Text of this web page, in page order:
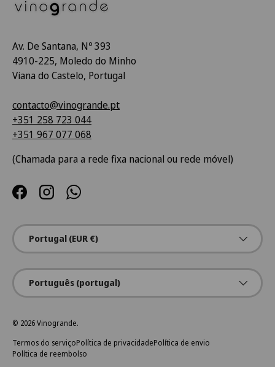
Av. De Santana, Nº 393
4910-225, Moledo do Minho
Viana do Castelo, Portugal
contacto@vinogrande.pt
+351 258 723 044
+351 967 077 068
(Chamada para a rede fixa nacional ou rede móvel)
FacebookInstagramWhatsApp
País/Região
Portugal (EUR €)
Idioma
Português (portugal)
© 2026Vinogrande.
Termos do serviçoPolítica de privacidadePolítica de envio
Política de reembolso